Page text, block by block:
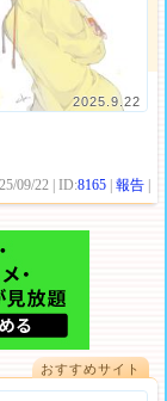
2025.9.22
09/22 | ID:8165 |報告
おすすめサイト